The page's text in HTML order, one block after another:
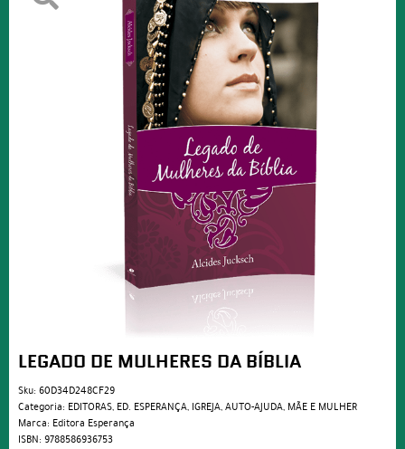
LEGADO DE MULHERES DA BÍBLIA
Sku: 60D34D248CF29
Categoria: EDITORAS, ED. ESPERANÇA, IGREJA,AUTO-AJUDA, MÃE E MULHER
Marca: Editora Esperança
ISBN: 9788586936753